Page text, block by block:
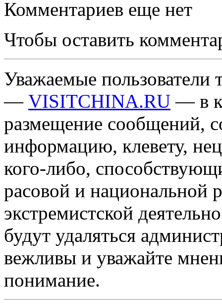
Комментариев еще нет
Чтобы оставить
Уважаемые пользователи
— VISITCHINA.RU — в
размещение сообщений,
информацию, клевету,
кого-либо,
расовой и национальной
экстремистской
будут удаляться
вежливы и уважайте
понимание.